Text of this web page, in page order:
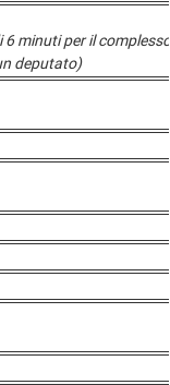
minuti per il complesso
deputato)